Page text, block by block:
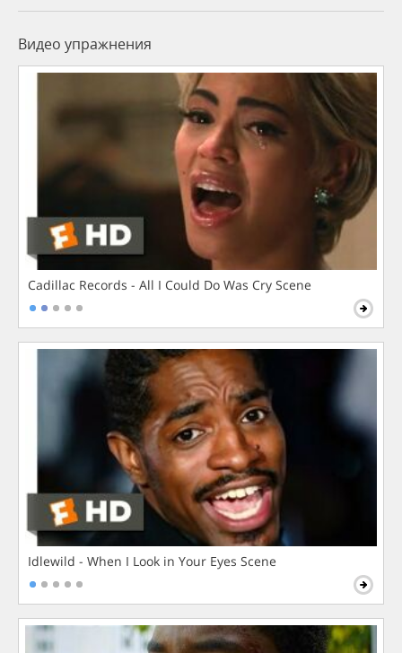
Видео упражнения
Cadillac Records - All I Could Do Was Cry Scene
Idlewild - When I Look in Your Eyes Scene